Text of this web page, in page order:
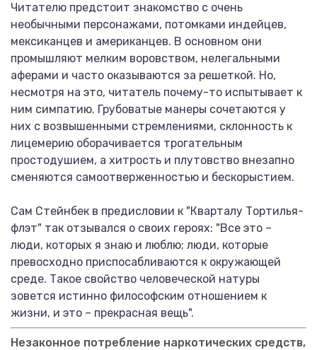
Читателю предстоит знакомство с очень
необычными персонажами, потомками индейцев,
мексиканцев и американцев. В основном они
промышляют мелким воровством, нелегальными
аферами и часто оказываются за решеткой. Но,
несмотря на это, читатель почему-то испытывает к
ним симпатию. Грубоватые манеры сочетаются у
них с возвышенными стремлениями, склонность к
лицемерию оборачивается трогательным
простодушием, а хитрость и плутовство внезапно
сменяются самоотверженностью и бескорыстием.
Сам Стейнбек в предисловии к "Кварталу Тортилья-
флэт" так отзывался о своих героях: "Все это –
люди, которых я знаю и люблю; люди, которые
превосходно приспосабливаются к окружающей
среде. Такое свойство человеческой натуры
зовется истинно философским отношением к
жизни, и это – прекрасная вещь".
Незаконное потребление наркотических средств,